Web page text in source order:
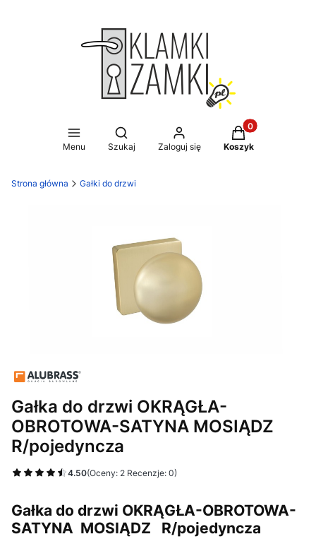
Menu
Otwórz wyszukiwarkę
Szukaj Zaloguj się
Produkty w
Koszyk
Strona główna Gałki do drzwi
Gałka do drzwi OKRĄGŁA-
OBROTOWA-SATYNA MOSIĄDZ
R/pojedyncza
4.50(Oceny: 2 Recenzje: 0)
Gałka do drzwi OKRĄGŁA-OBROTOWA-
SATYNA MOSIĄDZ R/pojedyncza